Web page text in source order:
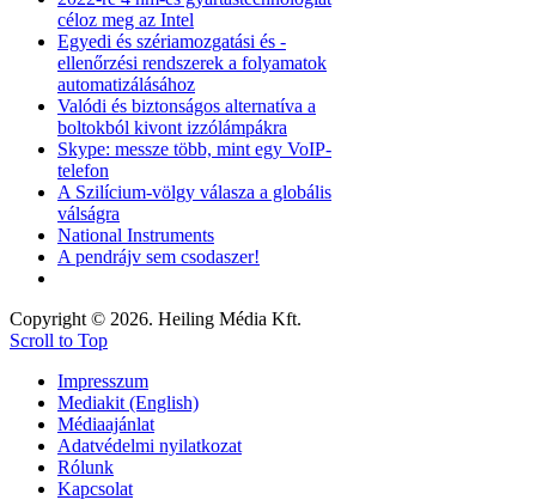
céloz meg az Intel
Egyedi és szériamozgatási és -
ellenőrzési rendszerek a folyamatok
automatizálásához
Valódi és biztonságos alternatíva a
boltokból kivont izzólámpákra
Skype: messze több, mint egy VoIP-
telefon
A Szilícium-völgy válasza a globális
válságra
National Instruments
A pendrájv sem csodaszer!
Copyright © 2026. Heiling Média Kft.
Scroll to Top
Impresszum
Mediakit (English)
Médiaajánlat
Adatvédelmi nyilatkozat
Rólunk
Kapcsolat